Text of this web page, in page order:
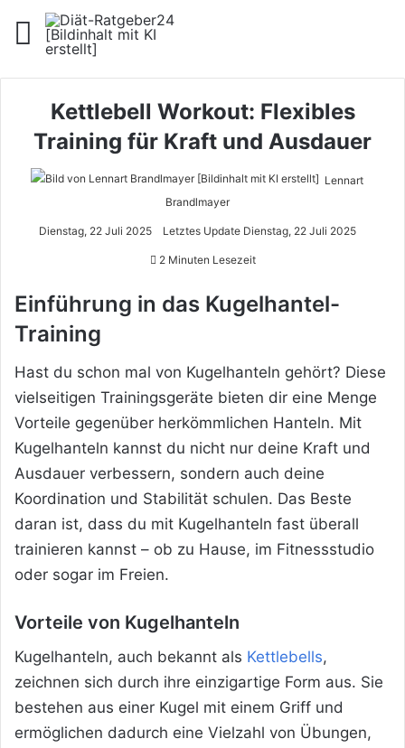
Menü
Kettlebell Workout: Flexibles
Training für Kraft und Ausdauer
Lennart
Brandlmayer
Dienstag, 22 Juli 2025 Letztes Update Dienstag, 22 Juli 2025
2 Minuten Lesezeit
Einführung in das Kugelhantel-
Training
Hast du schon mal von Kugelhanteln gehört? Diese
vielseitigen Trainingsgeräte bieten dir eine Menge
Vorteile gegenüber herkömmlichen Hanteln. Mit
Kugelhanteln kannst du nicht nur deine Kraft und
Ausdauer verbessern, sondern auch deine
Koordination und Stabilität schulen. Das Beste
daran ist, dass du mit Kugelhanteln fast überall
trainieren kannst – ob zu Hause, im Fitnessstudio
oder sogar im Freien.
Vorteile von Kugelhanteln
Kugelhanteln, auch bekannt als Kettlebells,
zeichnen sich durch ihre einzigartige Form aus. Sie
bestehen aus einer Kugel mit einem Griff und
ermöglichen dadurch eine Vielzahl von Übungen,